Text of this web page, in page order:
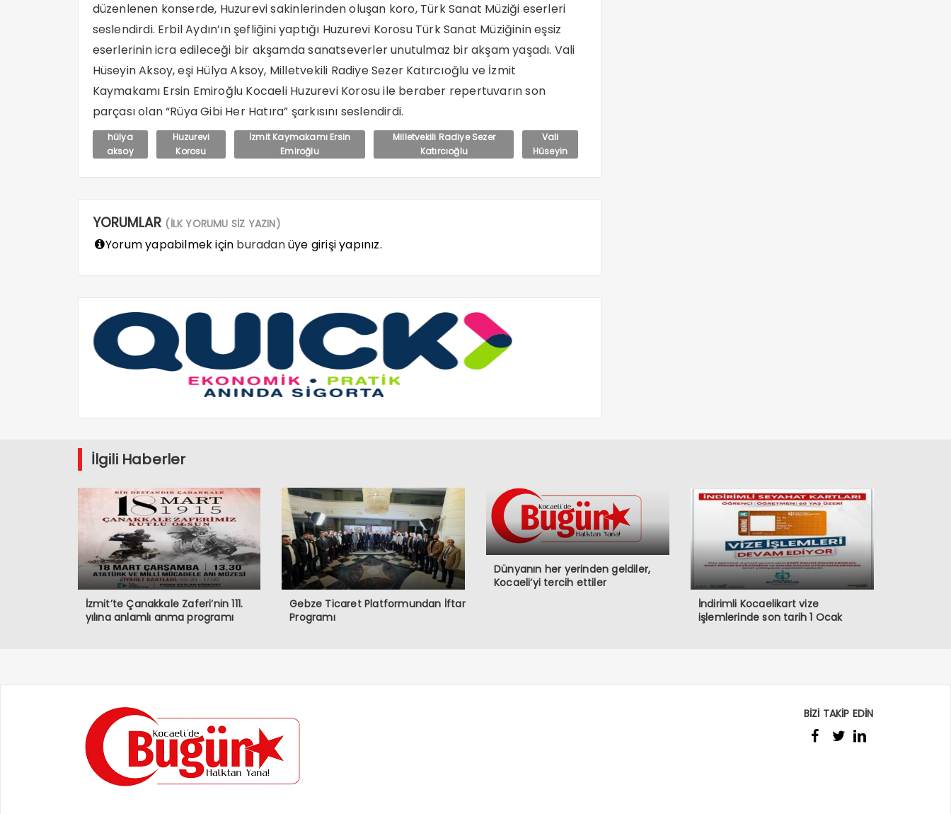
düzenlenen konserde, Huzurevi sakinlerinden oluşan koro, Türk Sanat Müziği eserleri
seslendirdi. Erbil Aydın’ın şefliğini yaptığı Huzurevi Korosu Türk Sanat Müziğinin eşsiz
eserlerinin icra edileceği bir akşamda sanatseverler unutulmaz bir akşam yaşadı. Vali
Hüseyin Aksoy, eşi Hülya Aksoy, Milletvekili Radiye Sezer Katırcıoğlu ve İzmit
Kaymakamı Ersin Emiroğlu Kocaeli Huzurevi Korosu ile beraber repertuvarın son
parçası olan “Rüya Gibi Her Hatıra” şarkısını seslendirdi.
hülya
aksoy
Huzurevi
Korosu
İzmit Kaymakamı Ersin
Emiroğlu
Milletvekili Radiye Sezer
Katırcıoğlu
Vali
Hüseyin
YORUMLAR (İLK YORUMU SİZ YAZIN)
Yorum yapabilmek için buradanüye girişi yapınız.
İlgili Haberler
İzmit’te Çanakkale Zaferi’nin 111.
yılına anlamlı anma programı
Gebze Ticaret Platformundan İftar
Programı
Dünyanın her yerinden geldiler,
Kocaeli’yi tercih ettiler
İndirimli Kocaelikart vize
işlemlerinde son tarih 1 Ocak
BİZİ TAKİP EDİN